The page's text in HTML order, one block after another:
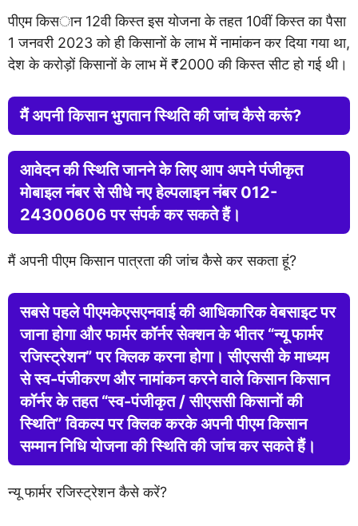
पीएम किसान 12वी किस्त इस योजना के तहत 10वीं किस्त का पैसा
1 जनवरी 2023 को ही किसानों के लाभ में नामांकन कर दिया गया था,
देश के करोड़ों किसानों के लाभ में ₹2000 की किस्त सीट हो गई थी।
मैं अपनी किसान भुगतान स्थिति की जांच कैसे करूं?
आवेदन की स्थिति जानने के लिए आप अपने पंजीकृत
मोबाइल नंबर से सीधे नए हेल्पलाइन नंबर 012-
24300606 पर संपर्क कर सकते हैं।
मैं अपनी पीएम किसान पात्रता की जांच कैसे कर सकता हूं?
सबसे पहले पीएमकेएसएनवाई की आधिकारिक वेबसाइट पर
जाना होगा और फार्मर कॉर्नर सेक्शन के भीतर “न्यू फार्मर
रजिस्ट्रेशन” पर क्लिक करना होगा। सीएससी के माध्यम
से स्व-पंजीकरण और नामांकन करने वाले किसान किसान
कॉर्नर के तहत “स्व-पंजीकृत / सीएससी किसानों की
स्थिति” विकल्प पर क्लिक करके अपनी पीएम किसान
सम्मान निधि योजना की स्थिति की जांच कर सकते हैं।
न्यू फार्मर रजिस्ट्रेशन कैसे करें?